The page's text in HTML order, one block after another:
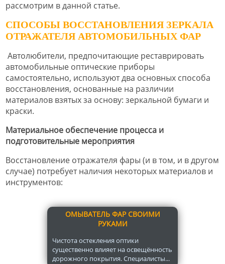
рассмотрим в данной статье.
СПОСОБЫ ВОССТАНОВЛЕНИЯ ЗЕРКАЛА
ОТРАЖАТЕЛЯ АВТОМОБИЛЬНЫХ ФАР
Автолюбители, предпочитающие реставрировать
автомобильные оптические приборы
самостоятельно, используют два основных способа
восстановления, основанные на различии
материалов взятых за основу: зеркальной бумаги и
краски.
Материальное обеспечение процесса и
подготовительные мероприятия
Восстановление отражателя фары (и в том, и в другом
случае) потребует наличия некоторых материалов и
инструментов:
ОМЫВАТЕЛЬ ФАР СВОИМИ
РУКАМИ
Чистота остекления оптики
существенно влияет на освещённость
дорожного покрытия. Специалисты...